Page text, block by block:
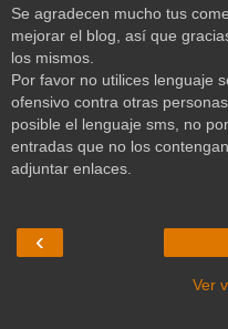
Se agradecen mucho tus
mejorar el blog, así que
los mismos.
Por favor no utilices lenguaje
ofensivo contra otras
posible el lenguaje sms, no
entradas que no los
adjuntar enlaces.
‹
Ver